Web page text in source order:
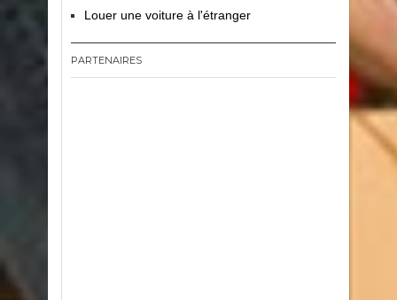
Louer une voiture à l'étranger
PARTENAIRES